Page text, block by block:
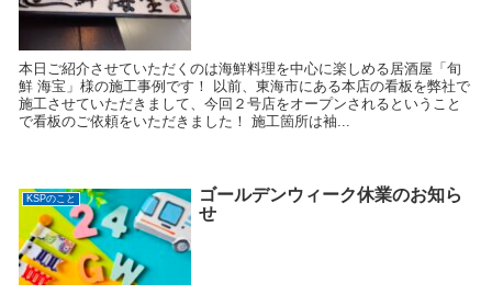
本日ご紹介させていただくのは海鮮料理を中心に楽しめる居酒屋「旬
鮮 海宝」様の施工事例です！ 以前、東海市にある本店の看板を弊社で
施工させていただきまして、今回２号店をオープンされるということ
で看板のご依頼をいただきました！ 施工箇所は袖...
KSPのこと
ゴールデンウィーク休業のお知ら
せ